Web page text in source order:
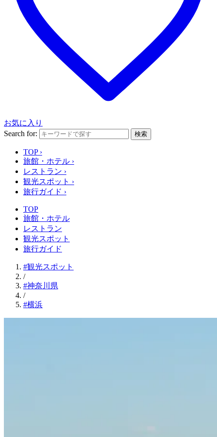
お気に入り
Search for:
検索
TOP ›
旅館・ホテル ›
レストラン ›
観光スポット ›
旅行ガイド ›
TOP
旅館・ホテル
レストラン
観光スポット
旅行ガイド
#観光スポット
/
#神奈川県
/
#横浜